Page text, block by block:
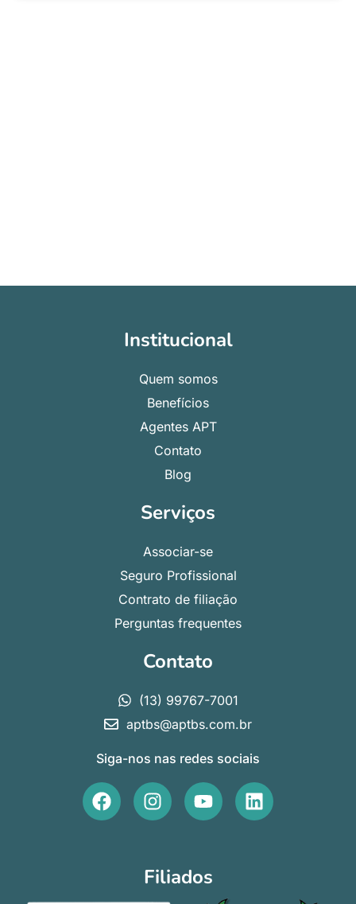
Institucional
Quem somos
Benefícios
Agentes APT
Contato
Blog
Serviços
Associar-se
Seguro Profissional
Contrato de filiação
Perguntas frequentes
Contato
(13) 99767-7001
aptbs@aptbs.com.br
Siga-nos nas redes sociais
F
a
I
n
a
g
Y
o
b
L
i
Filiados